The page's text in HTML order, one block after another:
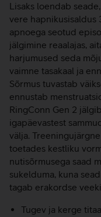
Lisaks loendab
vere hapnikusisaldus
apnoega seotud
jälgimine reaalajas,
harjumused seda
vaimne tasakaal ja
Sõrmus tuvastab
ennustab
RingConn Gen 2
igapäevastest
välja.
toetades kestliku
nutisõrmusega saad
sukelduma, kuna
tagab erakordse
Tugev ja kerge